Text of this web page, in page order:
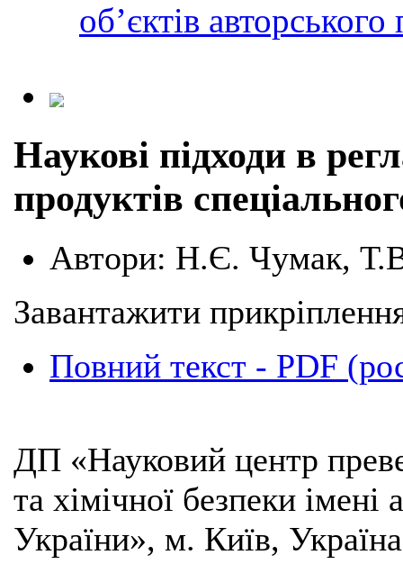
обʼєктів авторського
Наукові підходи в
продуктів
Автори: Н.Є. Чумак,
Завантажити
Повний текст - PDF
ДП «Науковий центр
та хімічної безпеки
України», м. Київ, Україна